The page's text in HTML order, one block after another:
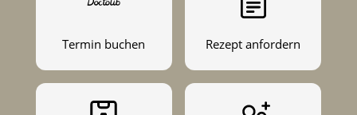
Termin buchen Rezept anfordern